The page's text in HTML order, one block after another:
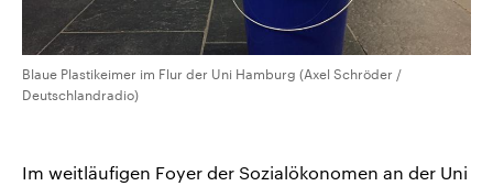
Blaue Plastikeimer im Flur der Uni Hamburg (Axel Schröder /
Deutschlandradio)
Im weitläufigen Foyer der Sozialökonomen an der Uni